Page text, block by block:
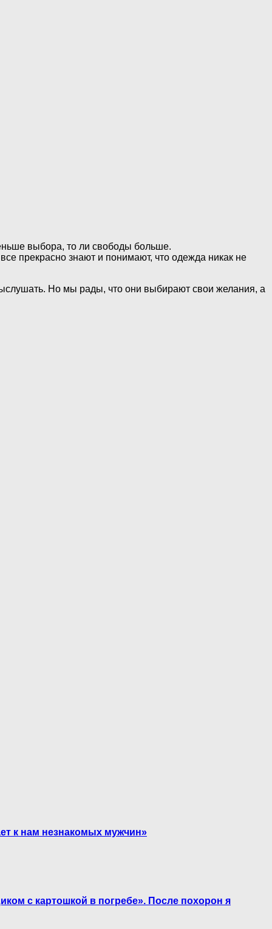
выбора, то ли свободы больше.
прекрасно знают и понимают, что одежда никак не
Но мы рады, что они выбирают свои желания, а
к нам незнакомых мужчин»
с картошкой в погребе». После похорон я